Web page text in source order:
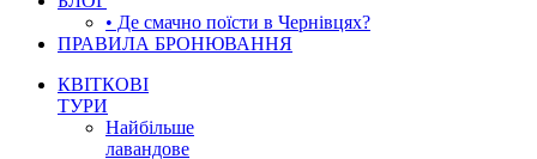
• Де смачно поїсти в Чернівцях?
ПРАВИЛА БРОНЮВАННЯ
КВІТКОВІ
ТУРИ
Найбільше
лавандове